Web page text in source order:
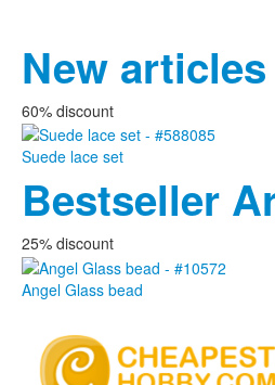
New articles
60% discount
Suede lace set
Bestseller
25% discount
Angel Glass bead